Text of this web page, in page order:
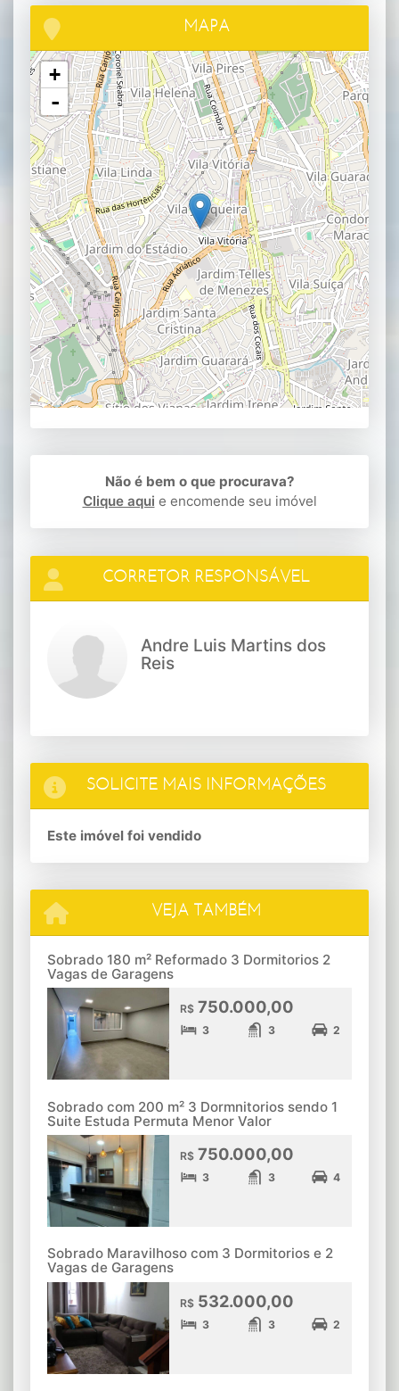
MAPA
+
-
Não é bem o que procurava?
Clique aqui e encomende seu imóvel
CORRETOR RESPONSÁVEL
Andre Luis Martins dos
Reis
SOLICITE MAIS INFORMAÇÕES
Este imóvel foi vendido
VEJA TAMBÉM
Sobrado 180 m² Reformado 3 Dormitorios 2
Vagas de Garagens
R$750.000,00
3 3 2
Sobrado com 200 m² 3 Dormnitorios sendo 1
Suite Estuda Permuta Menor Valor
R$750.000,00
3 3 4
Sobrado Maravilhoso com 3 Dormitorios e 2
Vagas de Garagens
R$532.000,00
3 3 2